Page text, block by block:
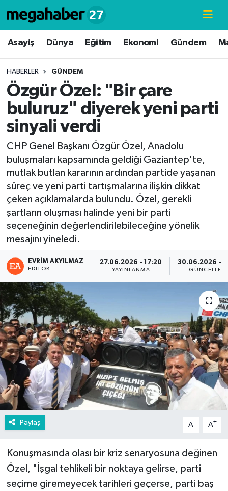
Asayiş Dünya Eğitim Ekonomi Gündem
HABERLER GÜNDEM
Özgür Özel: "Bir çare
buluruz" diyerek yeni parti
sinyali verdi
CHP Genel Başkanı Özgür Özel, Anadolu
buluşmaları kapsamında geldiği Gaziantep'te,
mutlak butlan kararının ardından partide yaşanan
süreç ve yeni parti tartışmalarına ilişkin dikkat
çeken açıklamalarda bulundu. Özel, gerekli
şartların oluşması halinde yeni bir parti
seçeneğinin değerlendirilebileceğine yönelik
mesajını yineledi.
EVRIM AKYILMAZ
EDITÖR
27.06.2026 - 17:20
YAYINLANMA
30.06.2026 -
Paylaş A- A+
Konuşmasında olası bir kriz senaryosuna değinen
Özel, "İşgal tehlikeli bir noktaya gelirse, parti
seçime giremeyecek tarihleri geçerse, parti baş
Hava Durumu
Süper Lig Puan Durumu ve Fikstür
Tüm Manşetler
Son Dakika Haberleri
Haber Arşivi